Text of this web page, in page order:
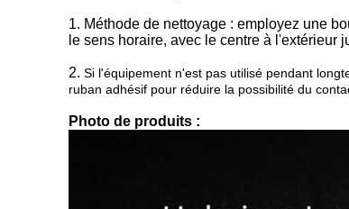
1. Méthode de nettoyage : employez une
le sens horaire, avec le centre à l'extérieur
2. Si l'équipement n'est pas utilisé pendant
ruban adhésif pour réduire la possibilité du
Photo de produits :